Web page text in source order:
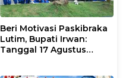
Beri Motivasi Paskibraka
Lutim, Bupati Irwan:
Tanggal 17 Agustus